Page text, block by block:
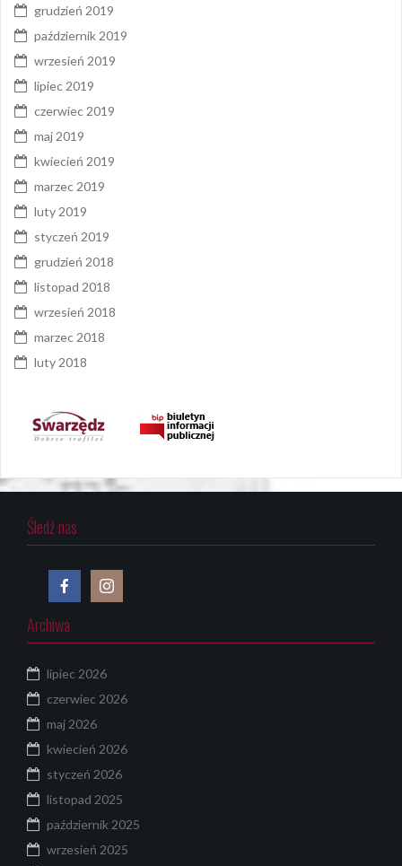
grudzień 2019
październik 2019
wrzesień 2019
lipiec 2019
czerwiec 2019
maj 2019
kwiecień 2019
marzec 2019
luty 2019
styczeń 2019
grudzień 2018
listopad 2018
wrzesień 2018
marzec 2018
luty 2018
Śledź nas
Archiwa
lipiec 2026
czerwiec 2026
maj 2026
kwiecień 2026
styczeń 2026
listopad 2025
październik 2025
wrzesień 2025